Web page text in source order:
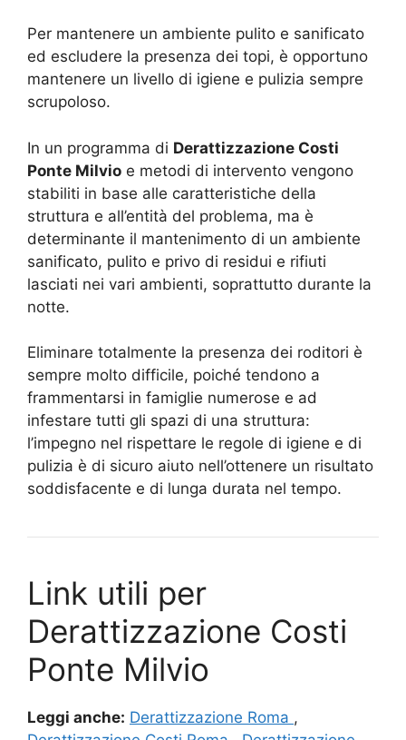
Per mantenere un ambiente pulito e sanificato
ed escludere la presenza dei topi, è opportuno
mantenere un livello di igiene e pulizia sempre
scrupoloso.
In un programma di Derattizzazione Costi
Ponte Milvio e metodi di intervento vengono
stabiliti in base alle caratteristiche della
struttura e all’entità del problema, ma è
determinante il mantenimento di un ambiente
sanificato, pulito e privo di residui e rifiuti
lasciati nei vari ambienti, soprattutto durante la
notte.
Eliminare totalmente la presenza dei roditori è
sempre molto difficile, poiché tendono a
frammentarsi in famiglie numerose e ad
infestare tutti gli spazi di una struttura:
l’impegno nel rispettare le regole di igiene e di
pulizia è di sicuro aiuto nell’ottenere un risultato
soddisfacente e di lunga durata nel tempo.
Link utili per
Derattizzazione Costi
Ponte Milvio
Leggi anche: Derattizzazione Roma ,